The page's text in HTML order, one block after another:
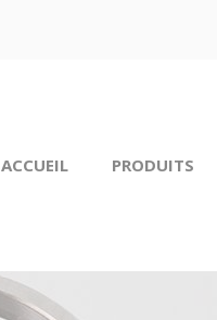
ACCUEIL PRODUITS